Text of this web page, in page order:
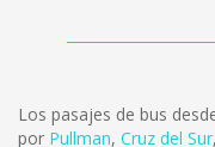
Los pasajes de bus
por Pullman, Cruz del Sur,